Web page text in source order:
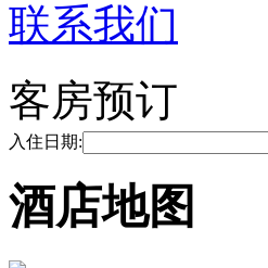
联系我们
客房预订
入住日期:
酒店地图